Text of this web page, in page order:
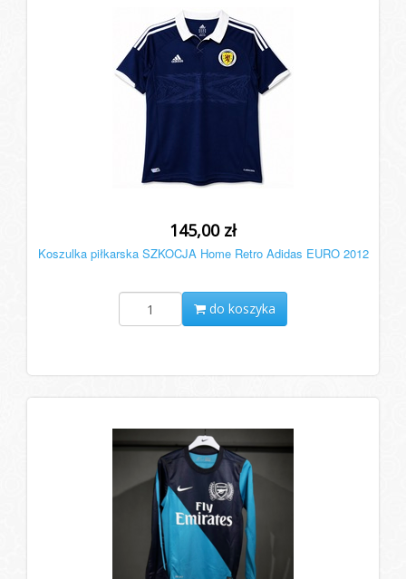
145,00 zł
Koszulka piłkarska SZKOCJA Home Retro Adidas EURO 2012
do koszyka